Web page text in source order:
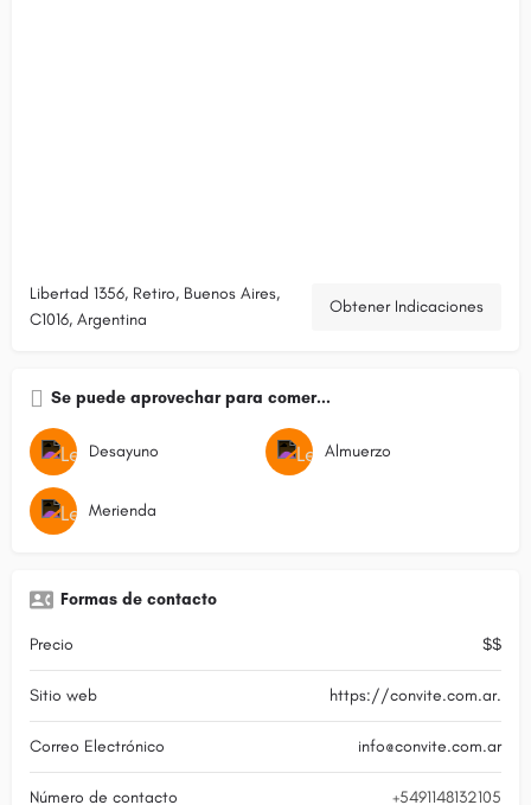
Libertad 1356, Retiro, Buenos Aires,
C1016, Argentina
Obtener Indicaciones
Se puede aprovechar para comer...
Desayuno Almuerzo
Merienda
Formas de contacto
Precio $$
Sitio web https://convite.com.ar.
Correo Electrónico info@convite.com.ar
Número de contacto +5491148132105